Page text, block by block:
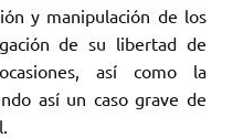
y manipulación de los
de su libertad de
así como la
así un caso grave de